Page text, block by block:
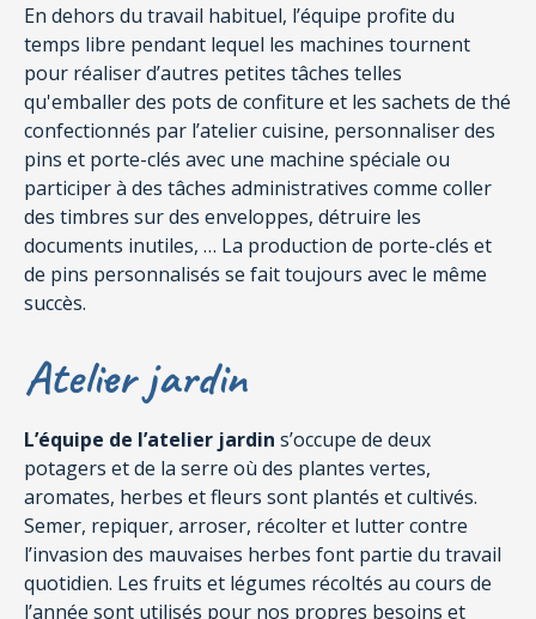
En dehors du travail habituel, l’équipe profite du
temps libre pendant lequel les machines tournent
pour réaliser d’autres petites tâches telles
qu'emballer des pots de confiture et les sachets de thé
confectionnés par l’atelier cuisine, personnaliser des
pins et porte-clés avec une machine spéciale ou
participer à des tâches administratives comme coller
des timbres sur des enveloppes, détruire les
documents inutiles, … La production de porte-clés et
de pins personnalisés se fait toujours avec le même
succès.
Atelier jardin
L’équipe de l’atelier jardin s’occupe de deux
potagers et de la serre où des plantes vertes,
aromates, herbes et fleurs sont plantés et cultivés.
Semer, repiquer, arroser, récolter et lutter contre
l’invasion des mauvaises herbes font partie du travail
quotidien. Les fruits et légumes récoltés au cours de
l’année sont utilisés pour nos propres besoins et